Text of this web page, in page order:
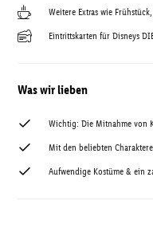
Weitere Extras wie
Eintrittskarten für Disneys
Was wir lieben
Wichtig: Die Mitnahme von
Mit den beliebten
Aufwendige Kostüme & ein